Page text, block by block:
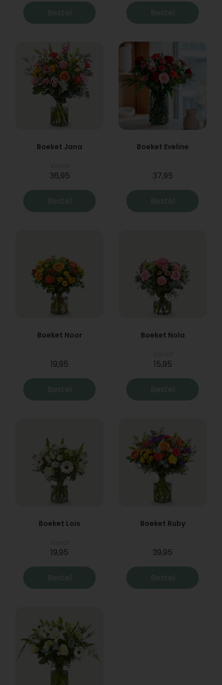
Bestel Bestel
Boeket Jana
36,95
Bestel
Boeket Eveline
37,95
Bestel
Boeket Noor
19,95
Bestel
Boeket Nola
15,95
Bestel
Boeket Lois
19,95
Bestel
Boeket Ruby
39,95
Bestel